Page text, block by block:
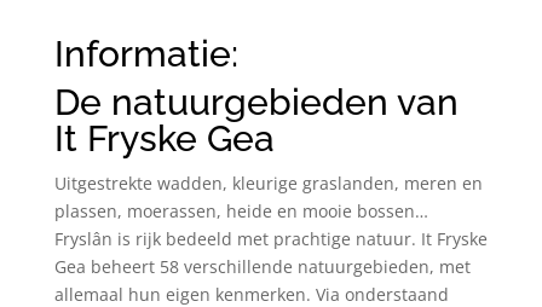
Informatie:
De natuurgebieden van
It Fryske Gea
Uitgestrekte wadden, kleurige graslanden, meren en
plassen, moerassen, heide en mooie bossen…
Fryslân is rijk bedeeld met prachtige natuur. It Fryske
Gea beheert 58 verschillende natuurgebieden, met
allemaal hun eigen kenmerken. Via onderstaand